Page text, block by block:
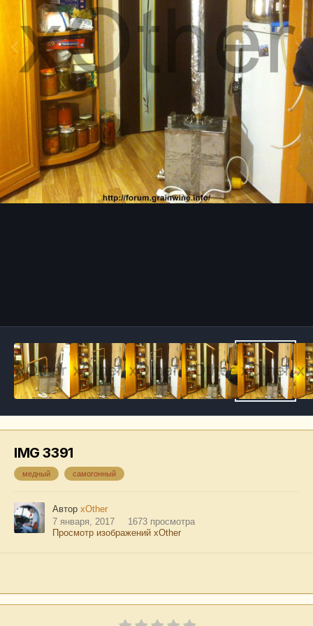
IMG 3391
медный самогонный
Автор xOther
7 января, 2017
1673 просмотра
Просмотр изображений xOther